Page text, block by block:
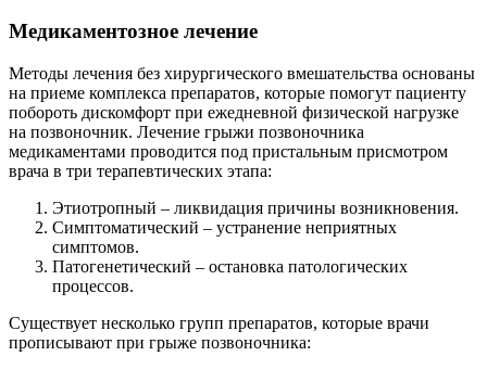
Медикаментозное лечение­
Методы лечения без хирургического вмешательства основаны
на приеме комплекса препаратов, которые помогут пациенту
побороть дискомфорт при ежедневной физической нагрузке
на позвоночник. Лечение грыжи позвоночника
медикаментами проводится под пристальным присмотром
врача в три терапевтических этапа:
Этиотропный – ликвидация причины возникновения.
Симптоматический – устранение неприятных
симптомов.
Патогенетический – остановка патологических
процессов.
Существует несколько групп препаратов, которые врачи
прописывают при грыже позвоночника: